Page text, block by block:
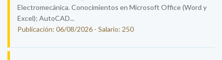
Electromecánica. Conocimientos en Microsoft Office (Word y
Excel); AutoCAD...
Publicación: 06/08/2026 - Salario: 250